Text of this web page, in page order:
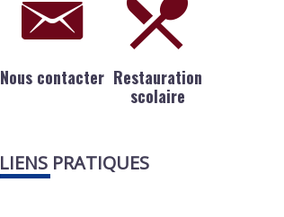
Nous contacter Restauration
scolaire
LIENS PRATIQUES